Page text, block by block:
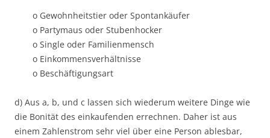
o Gewohnheitstier oder Spontankäufer
o Partymaus oder Stubenhocker
o Single oder Familienmensch
o Einkommensverhältnisse
o Beschäftigungsart
d) Aus a, b, und c lassen sich wiederum weitere Dinge wie
die Bonität des einkaufenden errechnen. Daher ist aus
einem Zahlenstrom sehr viel über eine Person ablesbar,